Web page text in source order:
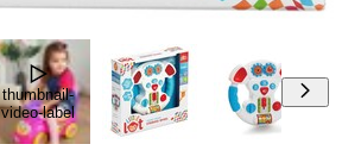
thumbnail-
video-label